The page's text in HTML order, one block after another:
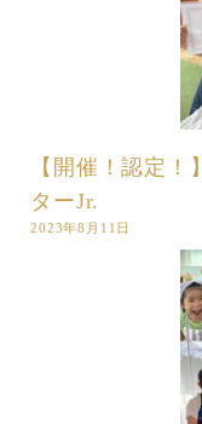
【開催！認定
ターJr.
2023年8月11日